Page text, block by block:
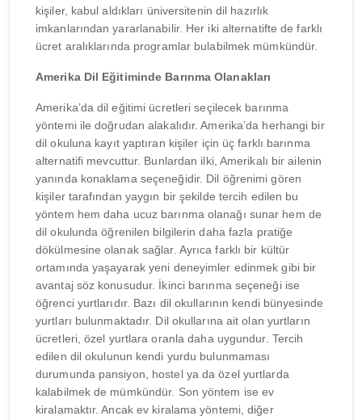
kişiler, kabul aldıkları üniversitenin dil hazırlık
imkanlarından yararlanabilir. Her iki alternatifte de farklı
ücret aralıklarında programlar bulabilmek mümkündür.
Amerika Dil Eğitiminde Barınma Olanakları
Amerika’da dil eğitimi ücretleri seçilecek barınma
yöntemi ile doğrudan alakalıdır. Amerika’da herhangi bir
dil okuluna kayıt yaptıran kişiler için üç farklı barınma
alternatifi mevcuttur. Bunlardan ilki, Amerikalı bir ailenin
yanında konaklama seçeneğidir. Dil öğrenimi gören
kişiler tarafından yaygın bir şekilde tercih edilen bu
yöntem hem daha ucuz barınma olanağı sunar hem de
dil okulunda öğrenilen bilgilerin daha fazla pratiğe
dökülmesine olanak sağlar. Ayrıca farklı bir kültür
ortamında yaşayarak yeni deneyimler edinmek gibi bir
avantaj söz konusudur. İkinci barınma seçeneği ise
öğrenci yurtlarıdır. Bazı dil okullarının kendi bünyesinde
yurtları bulunmaktadır. Dil okullarına ait olan yurtların
ücretleri, özel yurtlara oranla daha uygundur. Tercih
edilen dil okulunun kendi yurdu bulunmaması
durumunda pansiyon, hostel ya da özel yurtlarda
kalabilmek de mümkündür. Son yöntem ise ev
kiralamaktır. Ancak ev kiralama yöntemi, diğer